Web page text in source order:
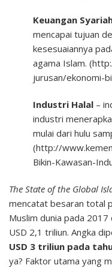
Keuangan
mencapai tujuan
kesesuaiannya
agama Islam.
jurusan/ekonomi-
Industri Halal –
industri
mulai dari hulu
(http://
Bikin-Kawasan-
The State of the Global
mencatat besaran total
Muslim dunia pada
USD 2,1 triliun. Angka
USD 3 triliun pada
ya? Faktor utama yang